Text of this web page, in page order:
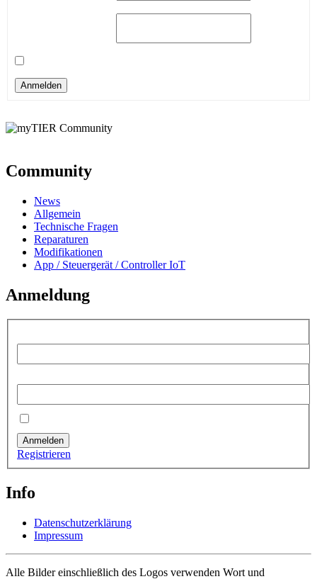
Anmelden
Community
News
Allgemein
Technische Fragen
Reparaturen
Modifikationen
App / Steuergerät / Controller IoT
Anmeldung
Anmelden
Registrieren
Info
Datenschutzerklärung
Impressum
Alle Bilder einschließlich des Logos verwenden Wort und